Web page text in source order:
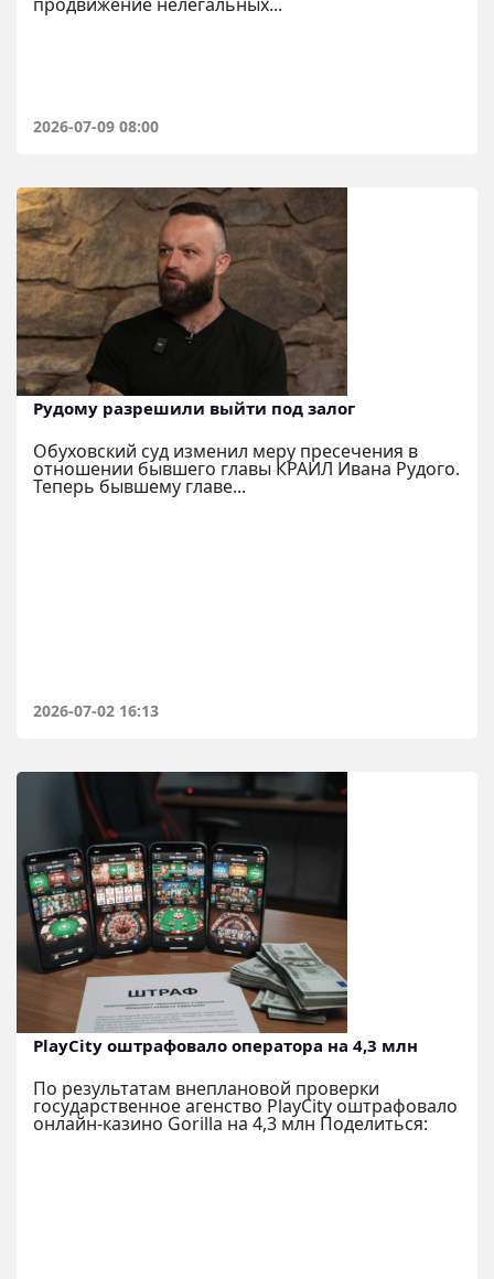
2026-07-09 08:00
Рудому разрешили выйти под залог
Обуховский суд изменил меру пресечения в
отношении бывшего главы КРАИЛ Ивана Рудого.
Теперь бывшему главе...
2026-07-02 16:13
PlayCity оштрафовало оператора на 4,3 млн
По результатам внеплановой проверки
государственное агенство PlayCity оштрафовало
онлайн-казино Gorilla на 4,3 млн Поделиться: